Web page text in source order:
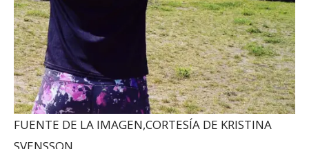
FUENTE DE LA IMAGEN,CORTESÍA DE KRISTINA
SVENSSON